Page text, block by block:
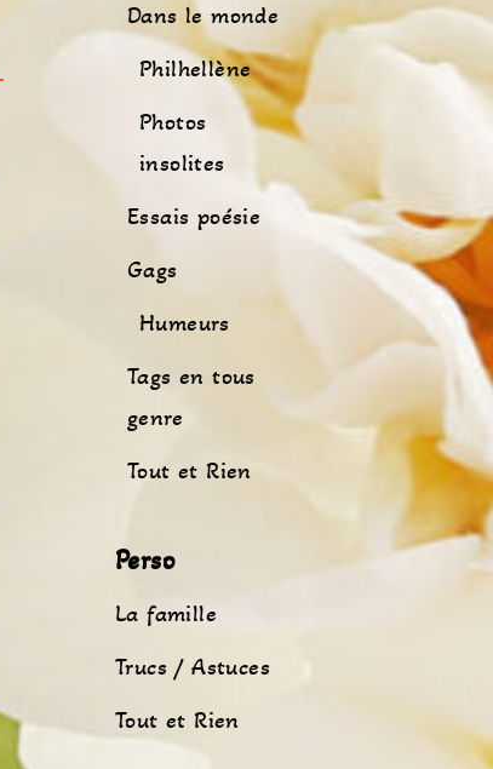
Dans le monde
Philhellène
Photos
insolites
Essais poésie
Gags
Humeurs
Tags en tous
genre
Tout et Rien
Perso
La famille
Trucs / Astuces
Tout et Rien